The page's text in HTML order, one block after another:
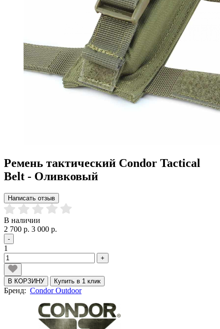
Ремень тактический Condor Tactical
Belt - Оливковый
Написать отзыв
В наличии
2 700 р. 3 000 р.
-
1
+
В КОРЗИНУ Купить в 1 клик
Бренд: Condor Outdoor